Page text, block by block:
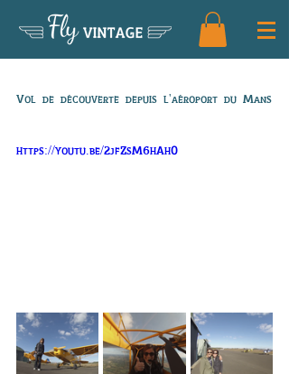
FlyVINTAGE
Vol de découverte depuis l'aéroport du Mans
https://youtu.be/2jfZsM6hAh0